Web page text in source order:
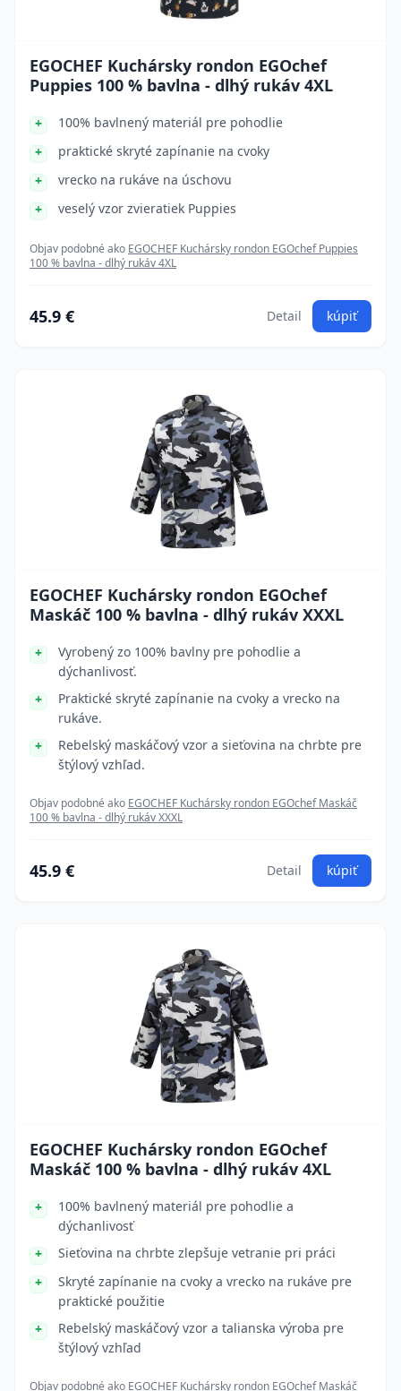
EGOCHEF Kuchársky rondon EGOchef
Puppies 100 % bavlna - dlhý rukáv 4XL
100% bavlnený materiál pre pohodlie
praktické skryté zapínanie na cvoky
vrecko na rukáve na úschovu
veselý vzor zvieratiek Puppies
Objav podobné ako EGOCHEF Kuchársky rondon EGOchef Puppies
100 % bavlna - dlhý rukáv 4XL
45.9 € Detail kúpiť
EGOCHEF Kuchársky rondon EGOchef
Maskáč 100 % bavlna - dlhý rukáv XXXL
Vyrobený zo 100% bavlny pre pohodlie a
dýchanlivosť.
Praktické skryté zapínanie na cvoky a vrecko na
rukáve.
Rebelský maskáčový vzor a sieťovina na chrbte pre
štýlový vzhľad.
Objav podobné ako EGOCHEF Kuchársky rondon EGOchef Maskáč
100 % bavlna - dlhý rukáv XXXL
45.9 € Detail kúpiť
EGOCHEF Kuchársky rondon EGOchef
Maskáč 100 % bavlna - dlhý rukáv 4XL
100% bavlnený materiál pre pohodlie a
dýchanlivosť
Sieťovina na chrbte zlepšuje vetranie pri práci
Skryté zapínanie na cvoky a vrecko na rukáve pre
praktické použitie
Rebelský maskáčový vzor a talianska výroba pre
štýlový vzhľad
Objav podobné ako EGOCHEF Kuchársky rondon EGOchef Maskáč